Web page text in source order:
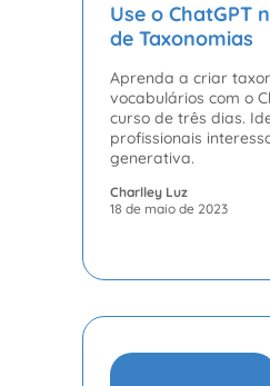
Use o ChatGPT
de Taxonomias
Aprenda a criar
vocabulários com o
curso de três dias.
profissionais
generativa.
Charlley Luz
18 de maio de 2023